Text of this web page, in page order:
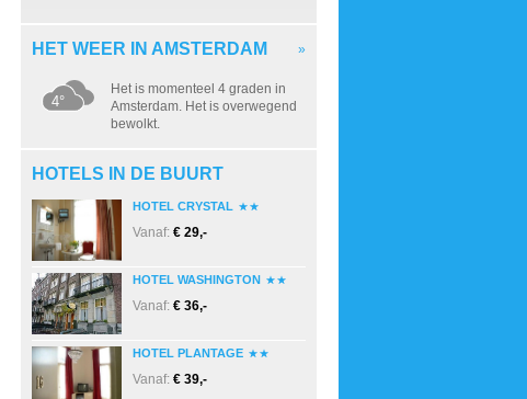
HET WEER IN AMSTERDAM »
4°
Het is momenteel 4 graden in
Amsterdam. Het is overwegend
bewolkt.
HOTELS IN DE BUURT
HOTEL CRYSTAL
Vanaf: € 29,-
HOTEL WASHINGTON
Vanaf: € 36,-
HOTEL PLANTAGE
Vanaf: € 39,-